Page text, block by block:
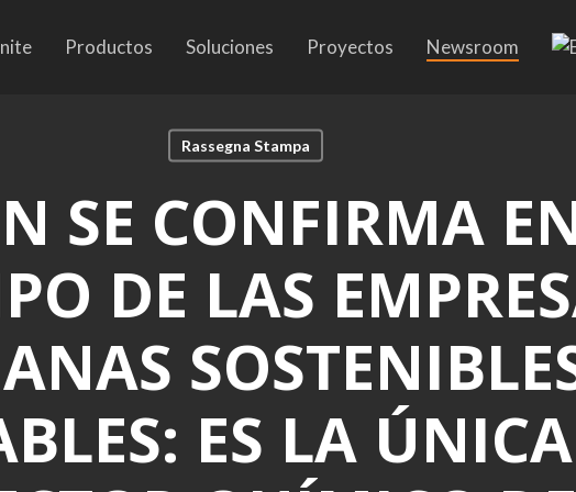
Productos Soluciones Proyectos Newsroom
Rassegna Stampa
SE CONFIRMA
DE LAS
ES LA